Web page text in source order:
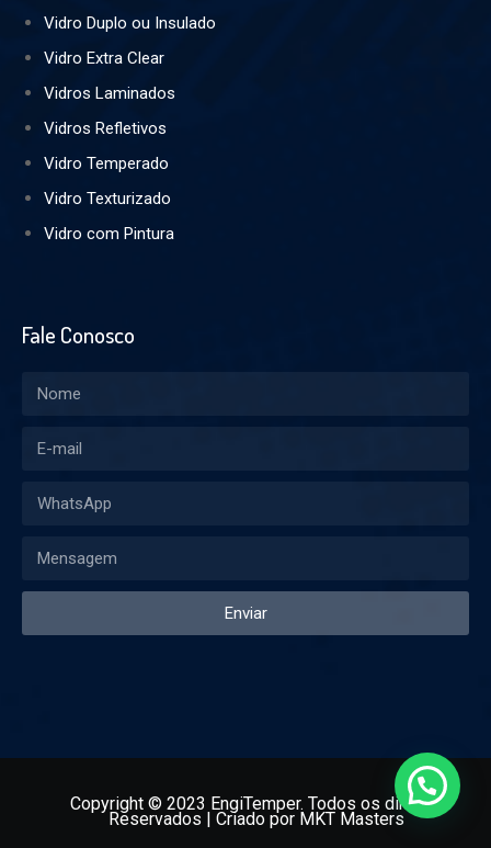
Vidro Duplo ou Insulado
Vidro Extra Clear
Vidros Laminados
Vidros Refletivos
Vidro Temperado
Vidro Texturizado
Vidro com Pintura
Fale Conosco
Enviar
Copyright © 2023 EngiTemper. Todos os direitos
Reservados | Criado por MKT Masters